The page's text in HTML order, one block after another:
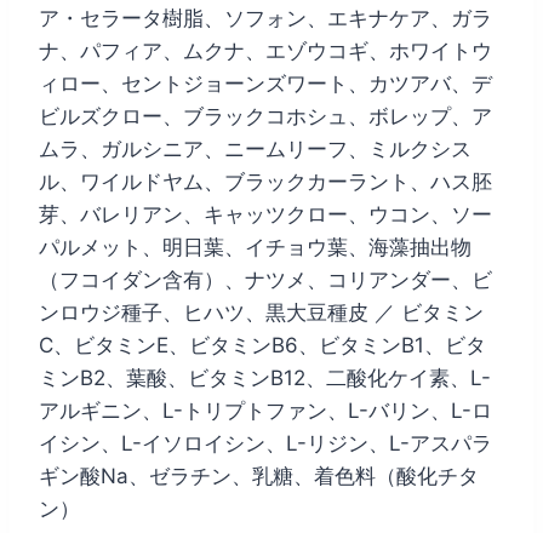
ア・セラータ樹脂、ソフォン、エキナケア、ガラ
ナ、パフィア、ムクナ、エゾウコギ、ホワイトウ
ィロー、セントジョーンズワート、カツアバ、デ
ビルズクロー、ブラックコホシュ、ボレップ、ア
ムラ、ガルシニア、ニームリーフ、ミルクシス
ル、ワイルドヤム、ブラックカーラント、ハス胚
芽、バレリアン、キャッツクロー、ウコン、ソー
パルメット、明日葉、イチョウ葉、海藻抽出物
（フコイダン含有）、ナツメ、コリアンダー、ビ
ンロウジ種子、ヒハツ、黒大豆種皮 ／ ビタミン
C、ビタミンE、ビタミンB6、ビタミンB1、ビタ
ミンB2、葉酸、ビタミンB12、二酸化ケイ素、L-
アルギニン、L-トリプトファン、L-バリン、L-ロ
イシン、L-イソロイシン、L-リジン、L-アスパラ
ギン酸Na、ゼラチン、乳糖、着色料（酸化チタ
ン）